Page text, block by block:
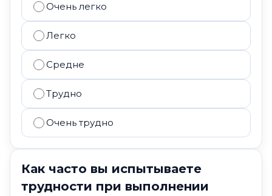
Очень легко
Легко
Средне
Трудно
Очень трудно
Как часто вы испытываете
трудности при выполнении